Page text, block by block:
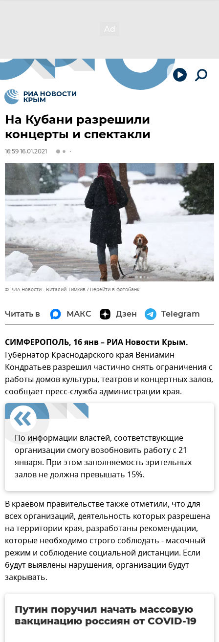
На Кубани разрешили
концерты и спектакли
16:59 16.01.2021
© РИА Новости . Виталий Тимкив Перейти в фотобанк
Читать в МАКС Дзен Telegram
СИМФЕРОПОЛЬ, 16 янв – РИА Новости Крым.
Губернатор Краснодарского края Вениамин
Кондратьев разрешил частично снять ограничения с
работы домов культуры, театров и концертных залов,
сообщает пресс-служба администрации края.
По информации властей, соответствующие
организации смогу возобновить работу с 21
января. При этом заполняемость зрительных
залов не должна превышать 15%.
В краевом правительстве также отметили, что для
всех организаций, деятельность которых разрешена
на территории края, разработаны рекомендации,
которые необходимо строго соблюдать - масочный
режим и соблюдение социальной дистанции. Если
будут выявлены нарушения, организации будут
закрывать.
Путин поручил начать массовую
вакцинацию россиян от COVID-19